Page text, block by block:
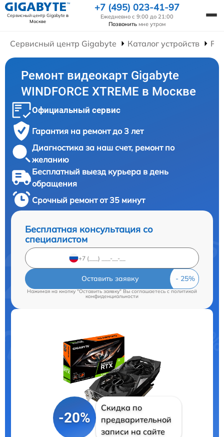
Сервисный центр Gigabyteв
Москве
+7 (495) 023-41-97
Ежедневно с 9:00 до 21:00
Позвонить мне утром
Сервисный центр Gigabyte Каталог устройств
Ремонт видеокарт Gigabyte
WINDFORCE XTREME в Москве
Официальный сервис
Гарантия на ремонт до 3 лет
Диагностика за наш счет, ремонт по
желанию
Бесплатный выезд курьера в день
обращения
Срочный ремонт от 35 минут
Бесплатная консультация со
специалистом
Оставить заявку
Нажимая на кнопку "Оставить заявку" Вы соглашаетесь cполитикой
конфиденциальности
-20%
Скидка по
предварительной
записи на сайте